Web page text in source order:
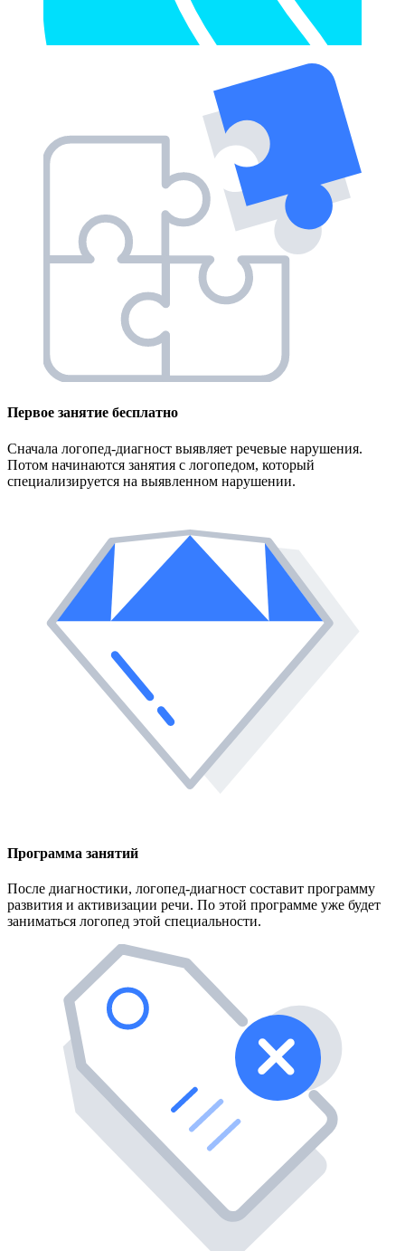
Первое занятие бесплатно
Сначала логопед-диагност выявляет речевые нарушения.
Потом начинаются занятия с логопедом, который
специализируется на выявленном нарушении.
Программа занятий
После диагностики, логопед-диагност составит программу
развития и активизации речи. По этой программе уже будет
заниматься логопед этой специальности.